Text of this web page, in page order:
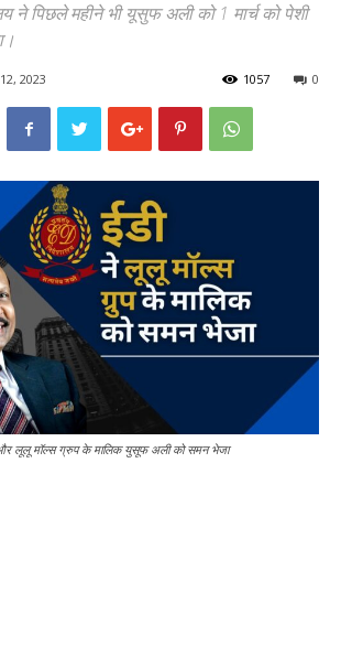
ने पिछले महीने भी यूसुफ अली को 1 मार्च को पेशी
2023 0
1057
लूलू मॉल्स ग्रुप के मालिक युसूफ अली को समन भेजा